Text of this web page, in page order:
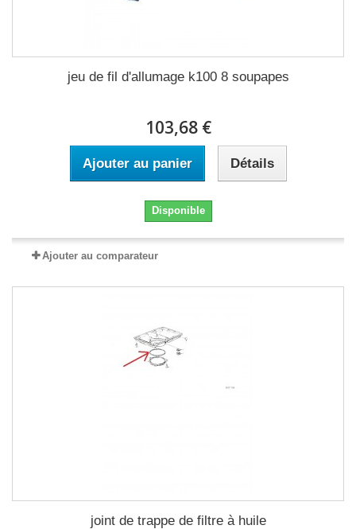
jeu de fil d'allumage k100 8 soupapes
103,68 €
Ajouter au panier Détails
Disponible
Ajouter au comparateur
joint de trappe de filtre à huile